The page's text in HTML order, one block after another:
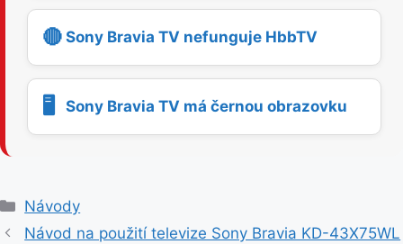
🔴 Sony Bravia TV nefunguje HbbTV
🖥️ Sony Bravia TV má černou obrazovku
R
u
Návody
Návod na použití televize Sony Bravia KD-43X75WL